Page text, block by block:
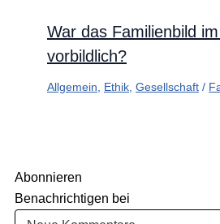
War das Familienbild
vorbildlich?
Allgemein Ethik Gesellschaft /
Abonnieren
Benachrichtigen bei